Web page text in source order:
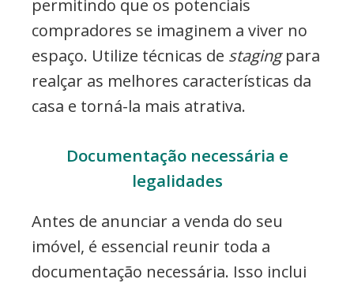
permitindo que os potenciais
compradores se imaginem a viver no
espaço. Utilize técnicas de stagingpara
realçar as melhores características da
casa e torná-la mais atrativa.
Documentação necessária e
legalidades
Antes de anunciar a venda do seu
imóvel, é essencial reunir toda a
documentação necessária. Isso inclui